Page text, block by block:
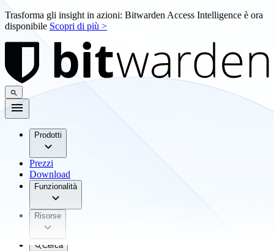
Trasforma gli insight in azioni: Bitwarden Access Intelligence è ora
disponibile Scopri di più >
Prodotti
Prezzi
Download
Funzionalità
Risorse
Cerca